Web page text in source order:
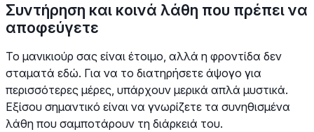
Συντήρηση και κοινά λάθη που πρέπει να
αποφεύγετε
Το μανικιούρ σας είναι έτοιμο, αλλά η φροντίδα δεν
σταματά εδώ. Για να το διατηρήσετε άψογο για
περισσότερες μέρες, υπάρχουν μερικά απλά μυστικά.
Εξίσου σημαντικό είναι να γνωρίζετε τα συνηθισμένα
λάθη που σαμποτάρουν τη διάρκειά του.